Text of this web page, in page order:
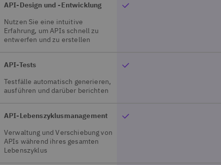
API-Design und -Entwicklung
Nutzen Sie eine intuitive
Erfahrung, um APIs schnell zu
entwerfen und zu erstellen
API-Tests
Testfälle automatisch generieren,
ausführen und darüber berichten
API-Lebenszyklusmanagement
Verwaltung und Verschiebung von
APIs während ihres gesamten
Lebenszyklus